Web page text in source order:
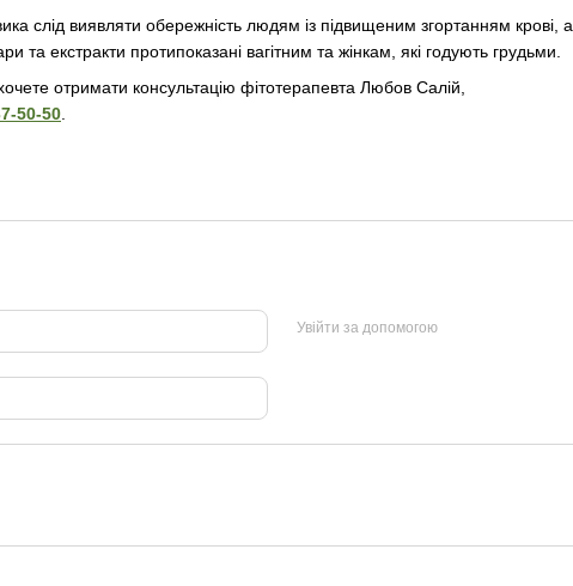
слід виявляти обережність людям із підвищеним згортанням крові, а
та екстракти протипоказані вагітним та жінкам, які годують грудьми.
отримати консультацію фітотерапевта Любов Салій,
50-50
Увійти за допомогою